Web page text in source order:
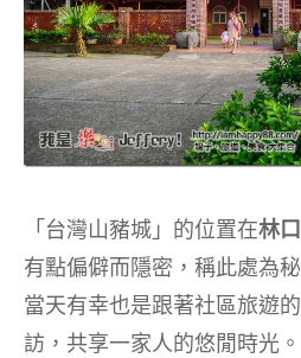
「台灣山豬城」的位置在林
有點偏僻而隱密，稱此處為
當天有幸也是跟著社區旅遊
訪，共享一家人的悠閒時光。